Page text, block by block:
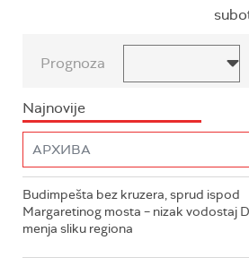
Prognoza
Najnovije
Budimpešta bez kruzera, sprud ispod
Margaretinog mosta – nizak vodostaj
menja sliku regiona